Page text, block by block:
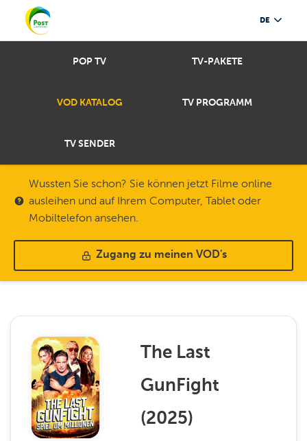
DE
POP TV TV-PAKETE
VOD KATALOG TV PROGRAMM
TV SENDER
Wussten Sie schon? Sie können jetzt Filme online
ausleihen und auf Ihrem Computer, Tablet oder
Mobiltelefon ansehen.
Zugang zu meinen VOD's
The Last
GunFight
(2025)